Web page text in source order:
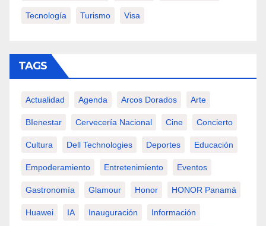
Tecnología Turismo Visa
TAGS
Actualidad Agenda Arcos Dorados Arte
BIenestar Cervecería Nacional Cine Concierto
Cultura Dell Technologies Deportes Educación
Empoderamiento Entretenimiento Eventos
Gastronomía Glamour Honor HONOR Panamá
Huawei IA Inauguración Información